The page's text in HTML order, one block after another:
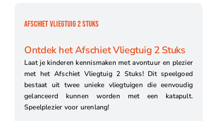
AFSCHIET VLIEGTUIG 2 STUKS
Ontdek het Afschiet Vliegtuig 2 Stuks
Laat je kinderen kennismaken met avontuur en plezier
met het Afschiet Vliegtuig 2 Stuks! Dit speelgoed
bestaat uit twee unieke vliegtuigen die eenvoudig
gelanceerd kunnen worden met een katapult.
Speelplezier voor urenlang!